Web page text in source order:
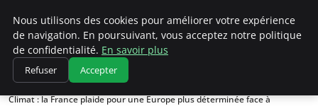
Climatedebtagents
Accueil
Politique climatique
Climat : la France plaide pour une Europe plus déterminée face à
Nous utilisons des cookies pour améliorer votre expérience
de navigation. En poursuivant, vous acceptez notre politique
de confidentialité. En savoir plus
Refuser Accepter